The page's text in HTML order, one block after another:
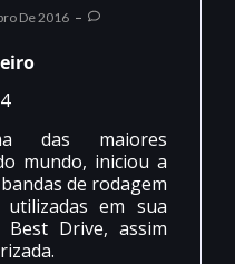
De 2016
das maiores
mundo, iniciou a
de rodagem
em sua
Drive, assim